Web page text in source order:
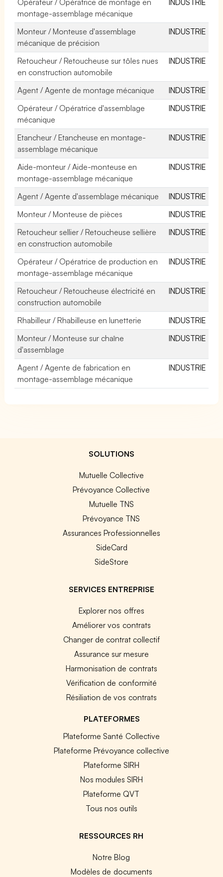
montage-assemblage mécanique
Monteur / Monteuse d'assemblage
mécanique de précision
INDUSTRIE
Retoucheur / Retoucheuse sur tôles nues
en construction automobile
INDUSTRIE
Agent / Agente de montage mécanique
INDUSTRIE
Opérateur / Opératrice d'assemblage
mécanique
INDUSTRIE
Etancheur / Etancheuse en montage-
assemblage mécanique
INDUSTRIE
Aide-monteur / Aide-monteuse en
montage-assemblage mécanique
INDUSTRIE
Agent / Agente d'assemblage mécanique
INDUSTRIE
Monteur / Monteuse de pièces
INDUSTRIE
Retoucheur sellier / Retoucheuse sellière
en construction automobile
INDUSTRIE
Opérateur / Opératrice de production en
montage-assemblage mécanique
INDUSTRIE
Retoucheur / Retoucheuse électricité en
construction automobile
INDUSTRIE
Rhabilleur / Rhabilleuse en lunetterie
INDUSTRIE
Monteur / Monteuse sur chaîne
d'assemblage
INDUSTRIE
Agent / Agente de fabrication en
montage-assemblage mécanique
INDUSTRIE
SOLUTIONS
Mutuelle Collective
Prévoyance Collective
Mutuelle TNS
Prévoyance TNS
Assurances Professionnelles
SideCard
SideStore
SERVICES ENTREPRISE
Explorer nos offres
Améliorer vos contrats
Changer de contrat collectif
Assurance sur mesure
Harmonisation de contrats
Vérification de conformité
Résiliation de vos contrats
PLATEFORMES
Plateforme Santé Collective
Plateforme Prévoyance collective
Plateforme SIRH
Nos modules SIRH
Plateforme QVT
Tous nos outils
RESSOURCES RH
Notre Blog
Modèles de documents